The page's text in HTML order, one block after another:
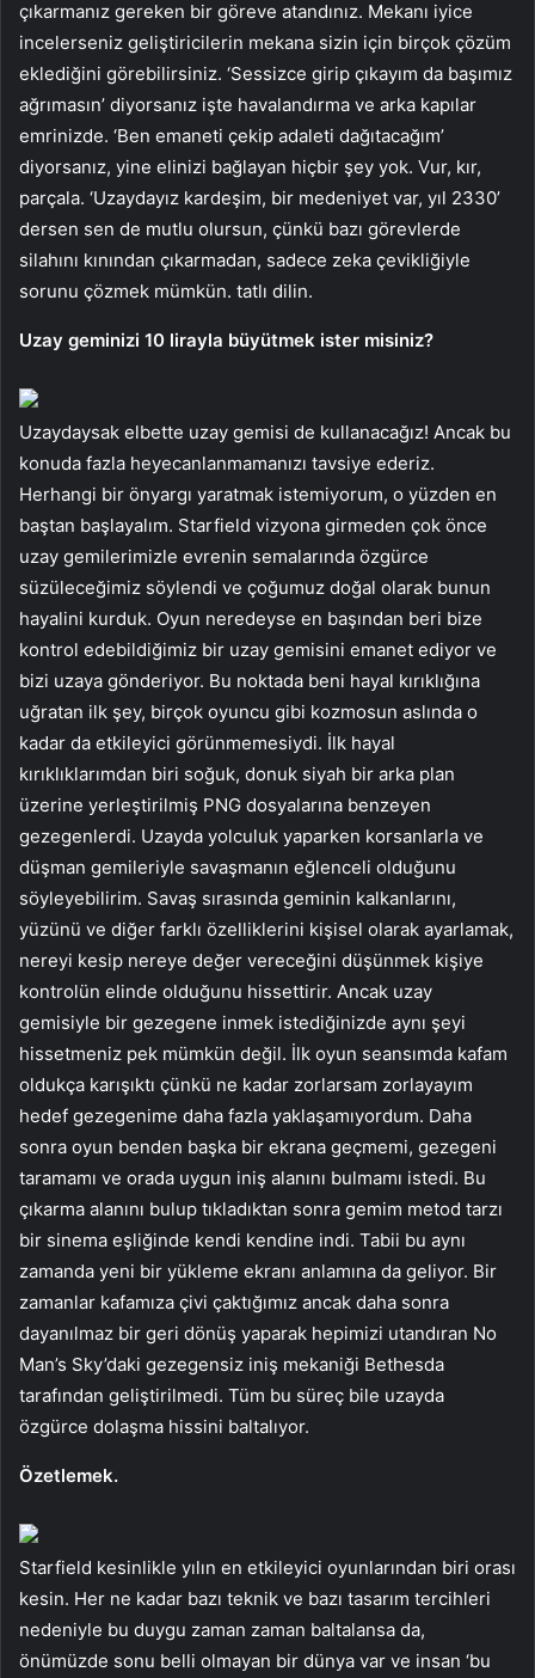
çıkarmanız gereken bir göreve atandınız. Mekanı iyice
incelerseniz geliştiricilerin mekana sizin için birçok çözüm
eklediğini görebilirsiniz. ‘Sessizce girip çıkayım da başımız
ağrımasın’ diyorsanız işte havalandırma ve arka kapılar
emrinizde. ‘Ben emaneti çekip adaleti dağıtacağım’
diyorsanız, yine elinizi bağlayan hiçbir şey yok. Vur, kır,
parçala. ‘Uzaydayız kardeşim, bir medeniyet var, yıl 2330’
dersen sen de mutlu olursun, çünkü bazı görevlerde
silahını kınından çıkarmadan, sadece zeka çevikliğiyle
sorunu çözmek mümkün. tatlı dilin.
Uzay geminizi 10 lirayla büyütmek ister misiniz?
Uzaydaysak elbette uzay gemisi de kullanacağız! Ancak bu
konuda fazla heyecanlanmamanızı tavsiye ederiz.
Herhangi bir önyargı yaratmak istemiyorum, o yüzden en
baştan başlayalım. Starfield vizyona girmeden çok önce
uzay gemilerimizle evrenin semalarında özgürce
süzüleceğimiz söylendi ve çoğumuz doğal olarak bunun
hayalini kurduk. Oyun neredeyse en başından beri bize
kontrol edebildiğimiz bir uzay gemisini emanet ediyor ve
bizi uzaya gönderiyor. Bu noktada beni hayal kırıklığına
uğratan ilk şey, birçok oyuncu gibi kozmosun aslında o
kadar da etkileyici görünmemesiydi. İlk hayal
kırıklıklarımdan biri soğuk, donuk siyah bir arka plan
üzerine yerleştirilmiş PNG dosyalarına benzeyen
gezegenlerdi. Uzayda yolculuk yaparken korsanlarla ve
düşman gemileriyle savaşmanın eğlenceli olduğunu
söyleyebilirim. Savaş sırasında geminin kalkanlarını,
yüzünü ve diğer farklı özelliklerini kişisel olarak ayarlamak,
nereyi kesip nereye değer vereceğini düşünmek kişiye
kontrolün elinde olduğunu hissettirir. Ancak uzay
gemisiyle bir gezegene inmek istediğinizde aynı şeyi
hissetmeniz pek mümkün değil. İlk oyun seansımda kafam
oldukça karışıktı çünkü ne kadar zorlarsam zorlayayım
hedef gezegenime daha fazla yaklaşamıyordum. Daha
sonra oyun benden başka bir ekrana geçmemi, gezegeni
taramamı ve orada uygun iniş alanını bulmamı istedi. Bu
çıkarma alanını bulup tıkladıktan sonra gemim metod tarzı
bir sinema eşliğinde kendi kendine indi. Tabii bu aynı
zamanda yeni bir yükleme ekranı anlamına da geliyor. Bir
zamanlar kafamıza çivi çaktığımız ancak daha sonra
dayanılmaz bir geri dönüş yaparak hepimizi utandıran No
Man’s Sky’daki gezegensiz iniş mekaniği Bethesda
tarafından geliştirilmedi. Tüm bu süreç bile uzayda
özgürce dolaşma hissini baltalıyor.
Özetlemek.
Starfield kesinlikle yılın en etkileyici oyunlarından biri orası
kesin. Her ne kadar bazı teknik ve bazı tasarım tercihleri ​​
nedeniyle bu duygu zaman zaman baltalansa da,
önümüzde sonu belli olmayan bir dünya var ve insan ‘bu